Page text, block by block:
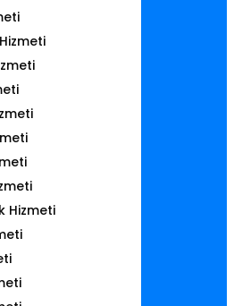
Hizmeti